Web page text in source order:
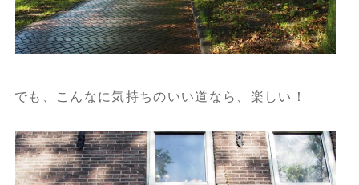
でも、こんなに気持ちのいい道なら、楽しい！